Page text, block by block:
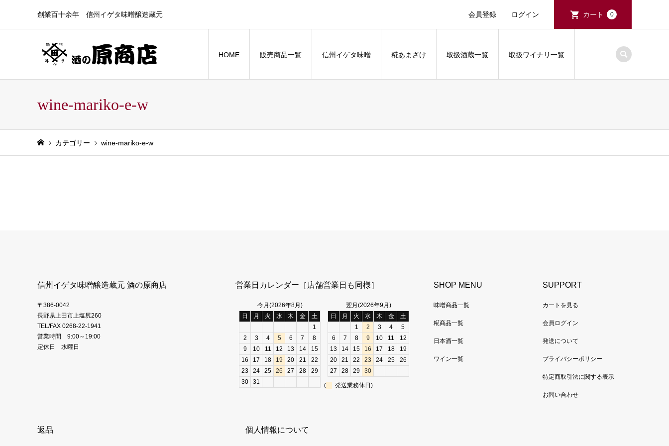
創業百十余年 信州イゲタ味噌醸造蔵元 会員登録 ログイン カート 0
HOME 販売商品一覧 信州イゲタ味噌 糀あまざけ 取扱酒蔵一覧 取扱ワイナリ一覧
wine-mariko-e-w
カテゴリー wine-mariko-e-w
信州イゲタ味噌醸造蔵元 酒の原商店
〒386-0042
長野県上田市上塩尻260
TEL/FAX 0268-22-1941
営業時間 9:00～19:00
定休日 水曜日
営業日カレンダー［店舗営業日も同様］
今月(2026年8月)
日
月 火 水 木 金
土
1
2
3 4 5 6 7
8
9
10 11 12 13 14
15
16
17 18 19 20 21
22
23
24 25 26 27 28
29
30
31
翌月(2026年9月)
日
月 火 水 木 金
土
1
2 3 4
5
6
7 8 9 10 11
12
13
14 15 16 17 18
19
20
21 22 23 24 25
26
27
28 29 30
( 発送業務休日)
SHOP MENU
味噌商品一覧
糀商品一覧
日本酒一覧
ワイン一覧
SUPPORT
カートを見る
会員ログイン
発送について
プライバシーポリシー
特定商取引法に関する表示
お問い合わせ
返品 個人情報について